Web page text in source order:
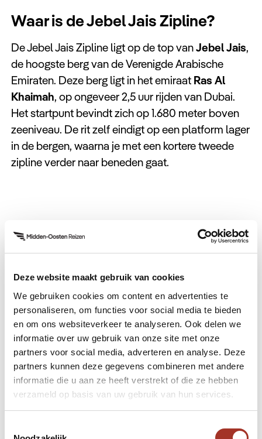
Deze website maakt gebruik van cookies
We gebruiken cookies om content en advertenties te
personaliseren, om functies voor social media te bieden
en om ons websiteverkeer te analyseren. Ook delen we
informatie over uw gebruik van onze site met onze
partners voor social media, adverteren en analyse. Deze
partners kunnen deze gegevens combineren met andere
informatie die u aan ze heeft verstrekt of die ze hebben
verzameld op basis van uw gebruik van hun services.
Waar is de Jebel Jais Zipline?
De Jebel Jais Zipline ligt op de top vanJebel Jais,
de hoogste berg van de Verenigde Arabische
Emiraten. Deze berg ligt in het emiraat Ras Al
Khaimah, op ongeveer 2,5 uur rijden van Dubai.
Het startpunt bevindt zich op 1.680 meter boven
zeeniveau. De rit zelf eindigt op een platform lager
in de bergen, waarna je met een kortere tweede
zipline verder naar beneden gaat.
Prijs
ligt rond de325 AED(ongeveer €80) per persoon.
Tickets zijn alleen geldig met een reservering, die
je het beste vooraf kunt maken via de officiële
website. Er gelden ook voorwaarden: deelnemers
moeten minimaal 40 kilo en maximaal 120 kilo
wegen en een lengte hebben van minstens 130
cm.
Openingstijden